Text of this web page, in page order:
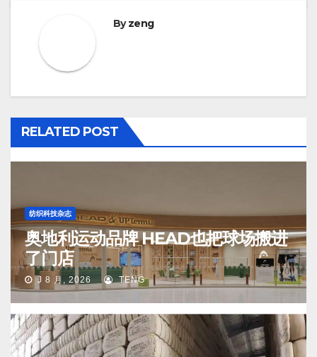
Byzeng
RELATED POST
纺织科技杂志
奥地利运动品牌 HEAD也把球场搬进
了门店
J 8 月, 2026 TENG